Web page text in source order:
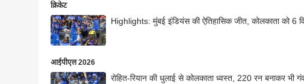
क्रिकेट
Highlights: मुंबई इंडियंस की ऐतिहासिक जीत, कोलकाता को 6
आईपीएल 2026
रोहित-रियान की धुलाई से कोलकाता ध्वस्त, 220 रन बनाकर भी